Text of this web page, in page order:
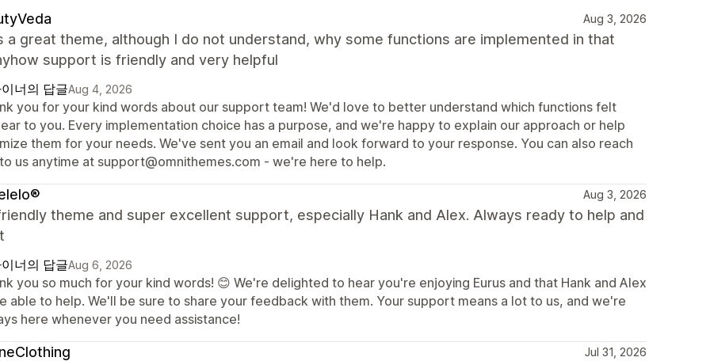
Aug 3, 2026
a great theme, although I do not understand, why some functions are implemented in that
support is friendly and very helpful
너의 답글Aug 4, 2026
you for your kind words about our support team! We'd love to better understand which functions felt
to you. Every implementation choice has a purpose, and we're happy to explain our approach or help
them for your needs. We've sent you an email and look forward to your response. You can also reach
us anytime at support@omnithemes.com - we're here to help.
Aug 3, 2026
theme and super excellent support, especially Hank and Alex. Always ready to help and
너의 답글Aug 6, 2026
you so much for your kind words! 😊 We're delighted to hear you're enjoying Eurus and that Hank and Alex
able to help. We'll be sure to share your feedback with them. Your support means a lot to us, and we're
here whenever you need assistance!
Jul 31, 2026